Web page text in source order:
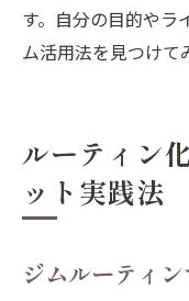
す。自分の目的やラ
ム活用法を見つけて
ルーティン
ット実践法
ジムルーティ